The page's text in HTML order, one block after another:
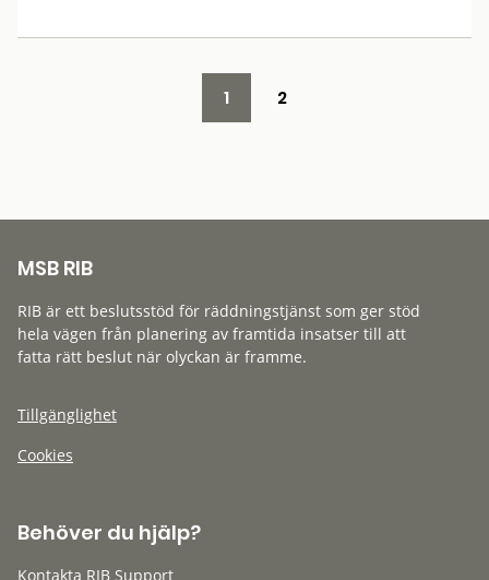
1 2
MSB RIB
RIB är ett beslutsstöd för räddningstjänst som ger stöd
hela vägen från planering av framtida insatser till att
fatta rätt beslut när olyckan är framme.
Tillgänglighet
Cookies
Behöver du hjälp?
Kontakta RIB Support